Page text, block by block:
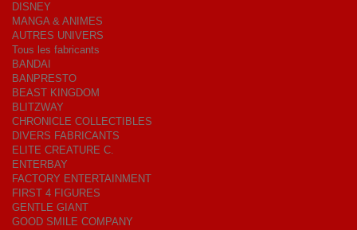
DISNEY
MANGA & ANIMES
AUTRES UNIVERS
Tous les fabricants
BANDAI
BANPRESTO
BEAST KINGDOM
BLITZWAY
CHRONICLE COLLECTIBLES
DIVERS FABRICANTS
ELITE CREATURE C.
ENTERBAY
FACTORY ENTERTAINMENT
FIRST 4 FIGURES
GENTLE GIANT
GOOD SMILE COMPANY